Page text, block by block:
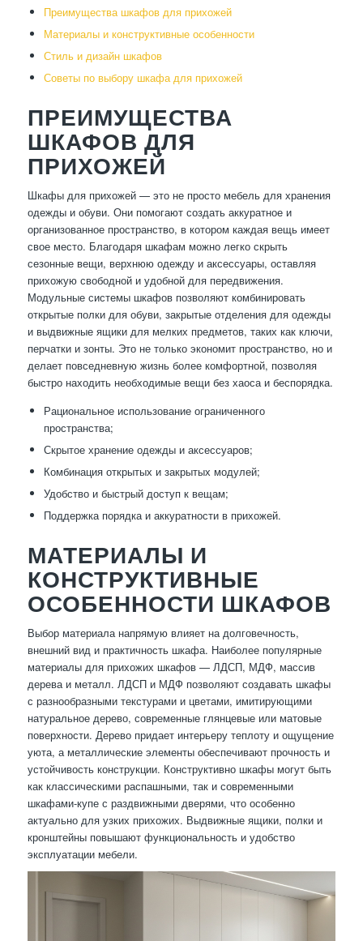
Преимущества шкафов для прихожей
Материалы и конструктивные особенности
Стиль и дизайн шкафов
Советы по выбору шкафа для прихожей
ПРЕИМУЩЕСТВА
ШКАФОВ ДЛЯ
ПРИХОЖЕЙ
Шкафы для прихожей — это не просто мебель для хранения
одежды и обуви. Они помогают создать аккуратное и
организованное пространство, в котором каждая вещь имеет
свое место. Благодаря шкафам можно легко скрыть
сезонные вещи, верхнюю одежду и аксессуары, оставляя
прихожую свободной и удобной для передвижения.
Модульные системы шкафов позволяют комбинировать
открытые полки для обуви, закрытые отделения для одежды
и выдвижные ящики для мелких предметов, таких как ключи,
перчатки и зонты. Это не только экономит пространство, но и
делает повседневную жизнь более комфортной, позволяя
быстро находить необходимые вещи без хаоса и беспорядка.
Рациональное использование ограниченного
пространства;
Скрытое хранение одежды и аксессуаров;
Комбинация открытых и закрытых модулей;
Удобство и быстрый доступ к вещам;
Поддержка порядка и аккуратности в прихожей.
МАТЕРИАЛЫ И
КОНСТРУКТИВНЫЕ
ОСОБЕННОСТИ ШКАФОВ
Выбор материала напрямую влияет на долговечность,
внешний вид и практичность шкафа. Наиболее популярные
материалы для прихожих шкафов — ЛДСП, МДФ, массив
дерева и металл. ЛДСП и МДФ позволяют создавать шкафы
с разнообразными текстурами и цветами, имитирующими
натуральное дерево, современные глянцевые или матовые
поверхности. Дерево придает интерьеру теплоту и ощущение
уюта, а металлические элементы обеспечивают прочность и
устойчивость конструкции. Конструктивно шкафы могут быть
как классическими распашными, так и современными
шкафами-купе с раздвижными дверями, что особенно
актуально для узких прихожих. Выдвижные ящики, полки и
кронштейны повышают функциональность и удобство
эксплуатации мебели.